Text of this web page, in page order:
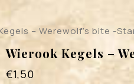
– Werewolf’s bite -
Wierook Kegels –
€1,50